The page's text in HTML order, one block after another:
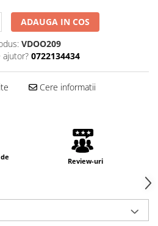
ADAUGA IN COS
VDOO209
ajutor? 0722134434
Cere informatii
Review-uri